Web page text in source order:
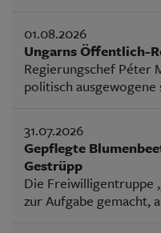
01.08.2026
Ungarns Öffentlich-
Regierungschef Péter
politisch
31.07.2026
Gepflegte
Gestrüpp
Die Freiwilligentruppe
zur Aufgabe gemacht,